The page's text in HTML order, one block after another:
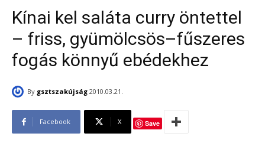
Kínai kel saláta curry öntettel
– friss, gyümölcsös–fűszeres
fogás könnyű ebédekhez
By gsztszakújság 2010.03.21.
Facebook X Save